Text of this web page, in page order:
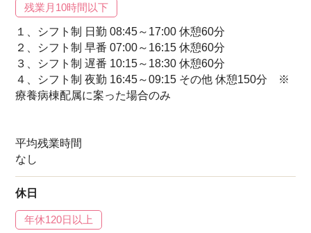
残業月10時間以下
１、シフト制 日勤 08:45～17:00 休憩60分
２、シフト制 早番 07:00～16:15 休憩60分
３、シフト制 遅番 10:15～18:30 休憩60分
４、シフト制 夜勤 16:45～09:15 その他 休憩150分 ※
療養病棟配属に案った場合のみ
平均残業時間
なし
休日
年休120日以上